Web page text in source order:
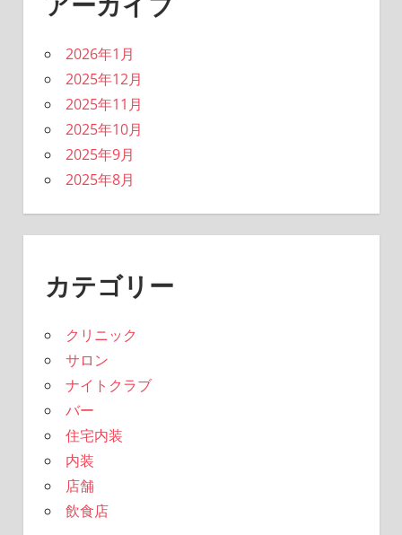
2026年1月
2025年12月
2025年11月
2025年10月
2025年9月
2025年8月
カテゴリー
クリニック
サロン
ナイトクラブ
バー
住宅内装
内装
店舗
飲食店